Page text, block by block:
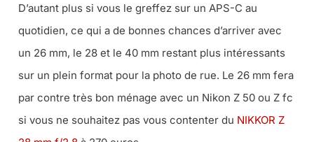
D’autant plus si vous le greffez sur un APS-C au
quotidien, ce qui a de bonnes chances d’arriver avec
un 26 mm, le 28 et le 40 mm restant plus intéressants
sur un plein format pour la photo de rue. Le 26 mm fera
par contre très bon ménage avec un Nikon Z 50 ou Z fc
si vous ne souhaitez pas vous contenter du NIKKOR Z